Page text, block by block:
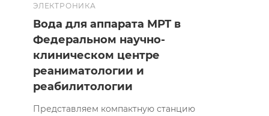
ЭЛЕКТРОНИКА
Вода для аппарата МРТ в
Федеральном научно-
клиническом центре
реаниматологии и
реабилитологии
Представляем компактную станцию